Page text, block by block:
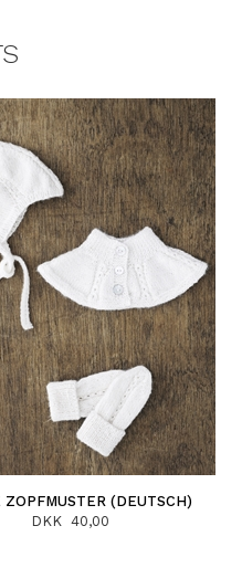
ZOPFMUSTER (DEUTSCH)
DKK 40,00